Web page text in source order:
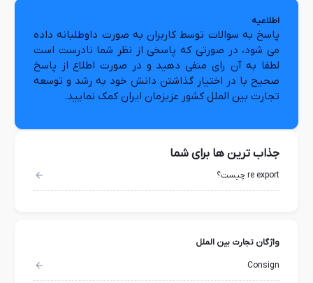
اطلاعیه
پاسخ به سوالات توسط کاربران به صورت داوطلبانه داده
می شود، در صورتی که پاسخی از نظر شما نادرست است
لطفا به آن رای منفی دهید و در صورت اطلاع از پاسخ
صحیح با در اختیار گذاشتن دانش خود به رشد و توسعه
تجارت بین الملل کشور عزیزمان ایران کمک نمایید.
جذاب ترین ها برای شما
re export چیست؟
واژگان تجارت بین الملل
Consign